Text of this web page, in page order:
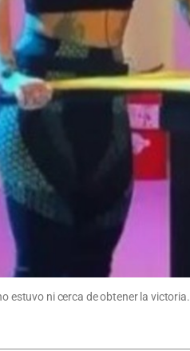
estuvo ni cerca de obtener la victoria.